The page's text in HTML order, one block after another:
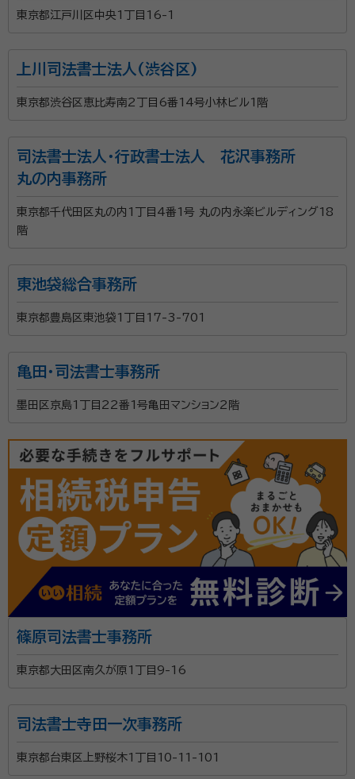
東京都江戸川区中央1丁目16-1
上川司法書士法人(渋谷区)
東京都渋谷区恵比寿南2丁目6番14号小林ビル1階
司法書士法人・行政書士法人 花沢事務所
丸の内事務所
東京都千代田区丸の内1丁目4番1号 丸の内永楽ビルディング18
階
東池袋総合事務所
東京都豊島区東池袋1丁目17-3-701
亀田・司法書士事務所
墨田区京島1丁目22番1号亀田マンション2階
篠原司法書士事務所
東京都大田区南久が原1丁目9-16
司法書士寺田一次事務所
東京都台東区上野桜木1丁目10-11-101